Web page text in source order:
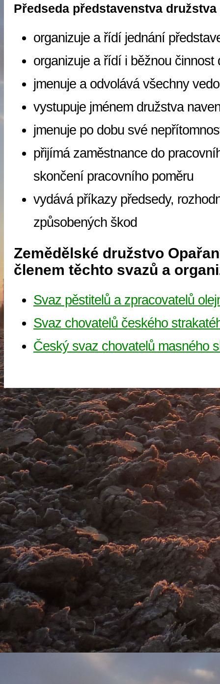
Předseda představenstva družstva
organizuje a řídí jednání
organizuje a řídí i běžnou činnost
jmenuje a odvolává všechny
vystupuje jménem družstva
jmenuje po dobu své
přijímá zaměstnance do
skončení pracovního poměru
vydává příkazy předsedy,
způsobených škod
Zemědělské družstvo
členem těchto svazů a
Svaz pěstitelů a zpracovatelů
Svaz chovatelů českého
Český svaz chovatelů masného